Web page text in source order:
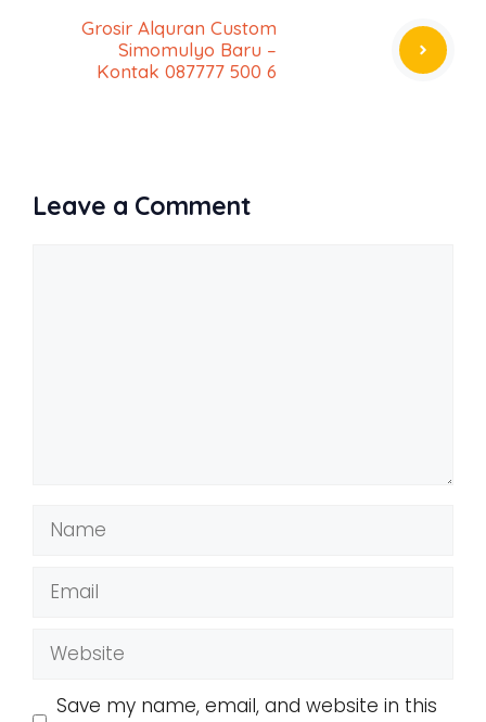
Grosir Alquran Custom
Simomulyo Baru –
Kontak 087777 500 6
Leave a Comment
Name
Email
Website
Save my name, email, and website in this